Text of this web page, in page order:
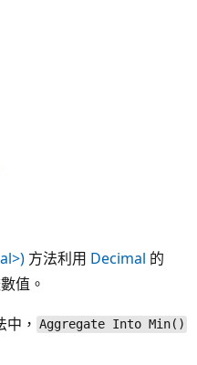
方法利用 Decimal 的
值。
， Aggregate Into Min()